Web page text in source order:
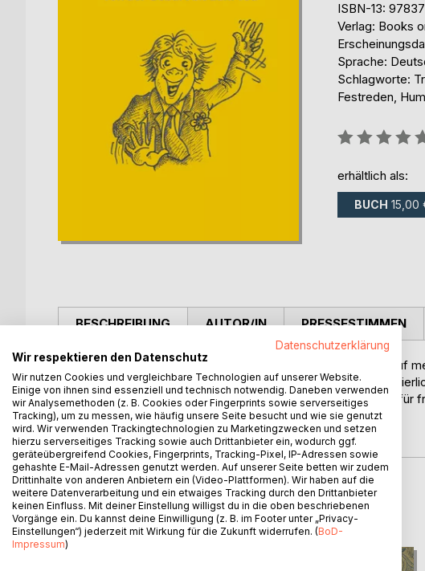
ISBN-13:
Verlag: Books
Sprache:
Schlagworte:
Festreden,
Bewertung::
erhältlich als:
BUCH 15,00
BESCHREIBUNG
Reden vor einem Publikum ist nicht jedermanns Sache. Auf
Reihe von Tripel-Gedichten zu den unterschiedlichsten
Reden einbauen lassen. Auch können sie Impulse setzen für
zurückzugreifen. Cartoons untermalen zum Teil die
Feiertags-Ansprachen.
AUTOR/IN PRESSESTIMMEN
WEITERE TITEL BEIBoD
Datenschutzerklärung
Wir respektieren den Datenschutz
Wir nutzen Cookies und vergleichbare Technologien auf unserer Website.
Einige von ihnen sind essenziell und technisch notwendig. Daneben verwenden
wir Analysemethoden (z. B. Cookies oder Fingerprints sowie serverseitiges
Tracking), um zu messen, wie häufig unsere Seite besucht und wie sie genutzt
wird. Wir verwenden Trackingtechnologien zu Marketingzwecken und setzen
hierzu serverseitiges Tracking sowie auch Drittanbieter ein, wodurch ggf.
geräteübergreifend Cookies, Fingerprints, Tracking-Pixel, IP-Adressen sowie
gehashte E-Mail-Adressen genutzt werden. Auf unserer Seite betten wir zudem
Drittinhalte von anderen Anbietern ein (Video-Plattformen). Wir haben auf die
weitere Datenverarbeitung und ein etwaiges Tracking durch den Drittanbieter
keinen Einfluss. Mit deiner Einstellung willigst du in die oben beschriebenen
Vorgänge ein. Du kannst deine Einwilligung (z. B. im Footer unter „Privacy-
Einstellungen“) jederzeit mit Wirkung für die Zukunft widerrufen. (BoD-
Impressum)